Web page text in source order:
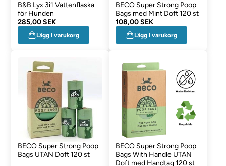
B&B Lyx 3i1 Vattenflaska
för Hunden
285,00 SEK
Lägg i varukorg
BECO Super Strong Poop
Bags med Mint Doft 120 st
108,00 SEK
Lägg i varukorg
BECO Super Strong Poop
Bags UTAN Doft 120 st
BECO Super Strong Poop
Bags With Handle UTAN
Doft med Handtag 120 st